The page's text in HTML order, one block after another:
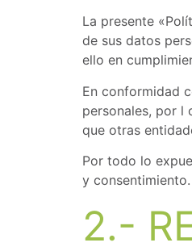
La presente
de sus datos
ello en
En conformidad
personales, por l
que otras
Por todo lo
y consentimiento.
2.-